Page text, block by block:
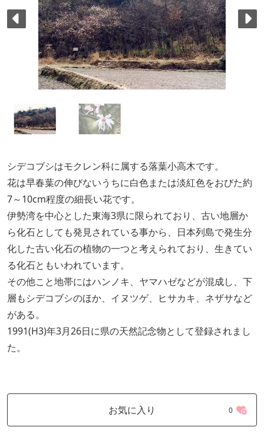
シデコブシはモクレン科に属する落葉小高木です。
花は早春葉の伸びないうちに白色または淡紅色をおびた約
7～10cm程度の細長い花です。
伊勢湾を中心とした東海3県に限られており、古い地層か
ら化石としても発見されている事から、日本列島で発生分
化した古い化石の植物の一つと考えられており、生きてい
る化石ともいわれています。
その他こと地帯にはハンノキ、ヤマハゼなどが混成し、下
層もシデコブシのほか、イヌツゲ、ヒサカキ、ネザサなど
がある。
1991(H3)年3月26日に県の天然記念物として登録されまし
た。
お気に入り 0